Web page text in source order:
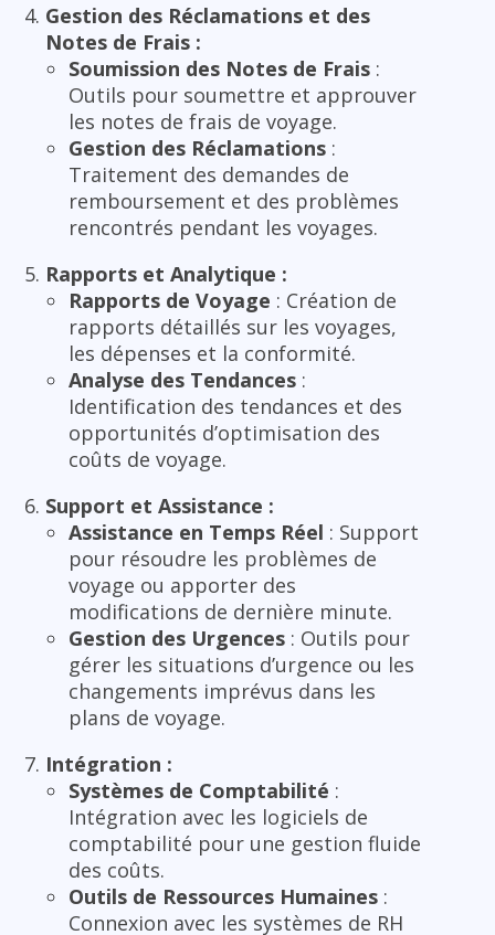
Gestion des Réclamations et des
Notes de Frais :
Soumission des Notes de Frais :
Outils pour soumettre et approuver
les notes de frais de voyage.
Gestion des Réclamations :
Traitement des demandes de
remboursement et des problèmes
rencontrés pendant les voyages.
Rapports et Analytique :
Rapports de Voyage : Création de
rapports détaillés sur les voyages,
les dépenses et la conformité.
Analyse des Tendances :
Identification des tendances et des
opportunités d’optimisation des
coûts de voyage.
Support et Assistance :
Assistance en Temps Réel : Support
pour résoudre les problèmes de
voyage ou apporter des
modifications de dernière minute.
Gestion des Urgences : Outils pour
gérer les situations d’urgence ou les
changements imprévus dans les
plans de voyage.
Intégration :
Systèmes de Comptabilité :
Intégration avec les logiciels de
comptabilité pour une gestion fluide
des coûts.
Outils de Ressources Humaines :
Connexion avec les systèmes de RH